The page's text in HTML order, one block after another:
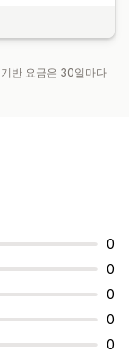
반 요금은 30일마다
0
0
0
0
0